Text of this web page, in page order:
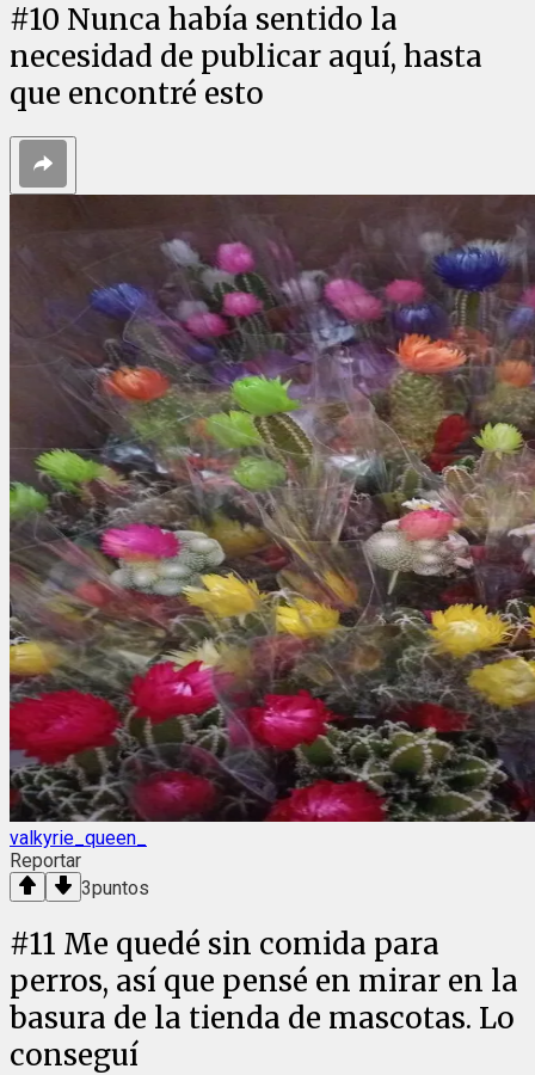
#10 Nunca había sentido la
necesidad de publicar aquí, hasta
que encontré esto
valkyrie_queen_
Reportar
3puntos
#11 Me quedé sin comida para
perros, así que pensé en mirar en la
basura de la tienda de mascotas. Lo
conseguí